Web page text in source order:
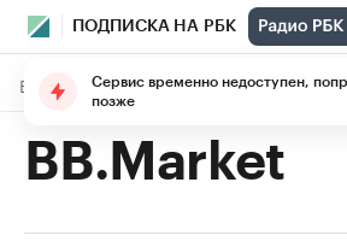
ПОДПИСКА НА РБК
В подписке Материалы Лекции
BB.Market
Сервис временно недоступен,
позже